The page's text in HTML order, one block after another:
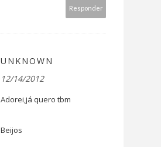
Responder
UNKNOWN
12/14/2012
Adorei,já quero tbm
Beijos